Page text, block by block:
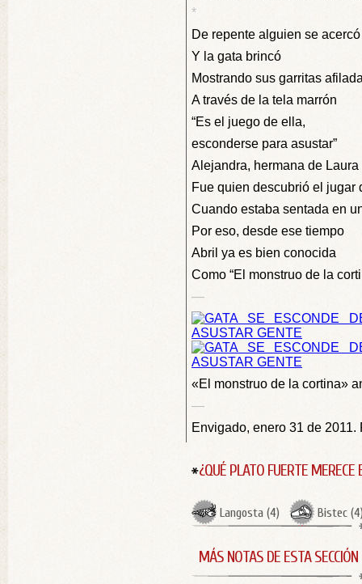
*
De repente alguien se acercó
Y la gata brincó
Mostrando sus garritas
A través de la tela marrón
“Es el juego de ella,
esconderse para asustar”
Alejandra, hermana de Laura
Fue quien descubrió el jugar
Cuando estaba sentada en
Por eso, desde ese tiempo
Abril ya es bien conocida
Como “El monstruo de la
—
«El monstruo de la cortina»
—
Envigado, enero 31 de 2011.
¿QUÉ PLATO FUERTE MERECE
Langosta (4) Bistec (4
MÁS NOTAS DE ESTA SECCIÓN